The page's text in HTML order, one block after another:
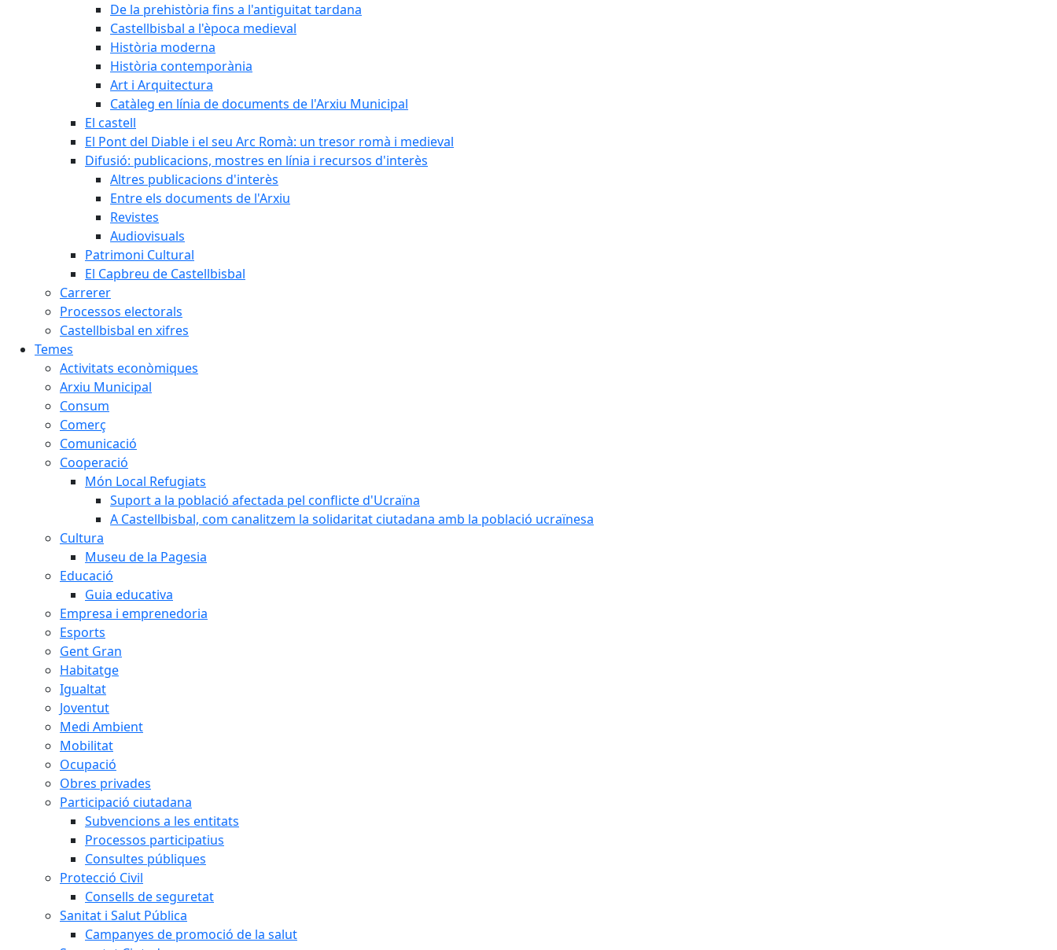
De la prehistòria fins a l'antiguitat tardana
Castellbisbal a l'època medieval
Història moderna
Història contemporània
Art i Arquitectura
Catàleg en línia de documents de l'Arxiu Municipal
El castell
El Pont del Diable i el seu Arc Romà: un tresor romà i medieval
Difusió: publicacions, mostres en línia i recursos d'interès
Altres publicacions d'interès
Entre els documents de l'Arxiu
Revistes
Audiovisuals
Patrimoni Cultural
El Capbreu de Castellbisbal
Carrerer
Processos electorals
Castellbisbal en xifres
Temes
Activitats econòmiques
Arxiu Municipal
Consum
Comerç
Comunicació
Cooperació
Món Local Refugiats
Suport a la població afectada pel conflicte d'Ucraïna
A Castellbisbal, com canalitzem la solidaritat ciutadana amb la població ucraïnesa
Cultura
Museu de la Pagesia
Educació
Guia educativa
Empresa i emprenedoria
Esports
Gent Gran
Habitatge
Igualtat
Joventut
Medi Ambient
Mobilitat
Ocupació
Obres privades
Participació ciutadana
Subvencions a les entitats
Processos participatius
Consultes públiques
Protecció Civil
Consells de seguretat
Sanitat i Salut Pública
Campanyes de promoció de la salut